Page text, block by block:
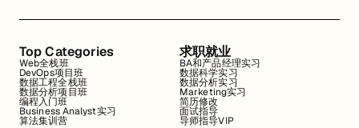
Top Categories
Web全栈班
DevOps项目班
数据工程全栈班
数据分析项目班
编程入门班
Business Analyst实习
算法集训营
求职就业
BA和产品经理实习
数据科学实习
数据分析实习
Marketing实习
简历修改
面试指导
导师指导VIP